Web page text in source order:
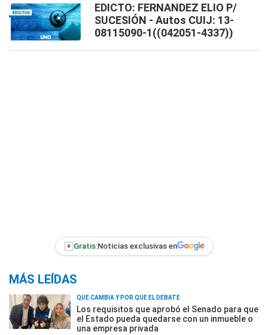
EDICTO: FERNANDEZ ELIO P/
SUCESIÓN - Autos CUIJ: 13-
08115090-1((042051-4337))
+ Gratis:Noticias exclusivas en
MÁS LEÍDAS
QUÉ CAMBIA Y POR QUÉ EL DEBATE
Los requisitos que aprobó el Senado para que
el Estado pueda quedarse con un inmueble o
una empresa privada